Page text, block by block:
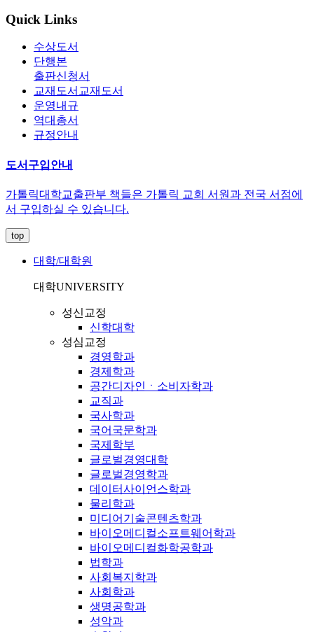
Quick Links
수상도서
단행본
출판신청서
교재도서 교재도서
운영내규
역대총서
규정안내
도서구입안내
가톨릭대학교출판부 책들은 가톨릭 교회 서원과 전국 서점에
서 구입하실 수 있습니다.
top
대학/대학원
대학UNIVERSITY
성신교정
신학대학
성심교정
경영학과
경제학과
공간디자인ㆍ소비자학과
교직과
국사학과
국어국문학과
국제학부
글로벌경영대학
글로벌경영학과
데이터사이언스학과
물리학과
미디어기술콘텐츠학과
바이오메디컬소프트웨어학과
바이오메디컬화학공학과
법학과
사회복지학과
사회학과
생명공학과
성악과